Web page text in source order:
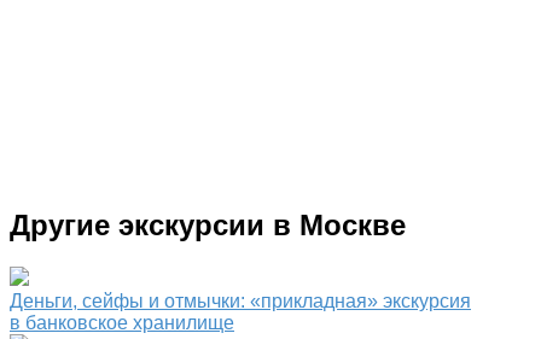
Другие экскурсии в Москве
Деньги, сейфы и отмычки: «прикладная» экскурсия
в банковское хранилище